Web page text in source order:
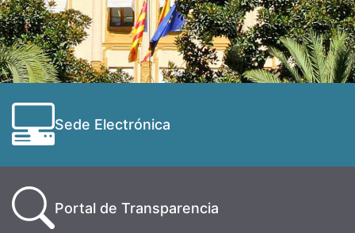
Sede Electrónica
Portal de Transparencia